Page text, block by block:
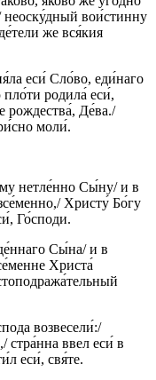
неоску́дный вои́стинну
же вся́кия
еси́ Сло́во, еди́наго
родила́ еси́,
рождества́, Де́ва./
моли́.
нетле́нно Сы́ну/ и в
Христу́ Бо́гу
Го́споди.
Сы́на/ и в
Христа́
возвесели́:/
стра́нна ввел еси́ в
еси́, свя́те.